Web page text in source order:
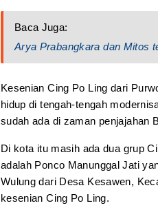
Baca Juga:
Arya Prabangkara dan Mitos
Kesenian Cing Po Ling dari
hidup di tengah-tengah
sudah ada di zaman penjajahan
Di kota itu masih ada dua grup
adalah Ponco Manunggal Jati
Wulung dari Desa Kesawen,
kesenian Cing Po Ling.